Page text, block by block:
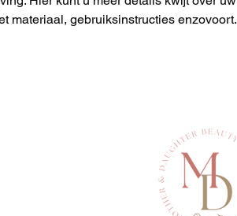
materiaal, gebruiksinstructies enzovoort.